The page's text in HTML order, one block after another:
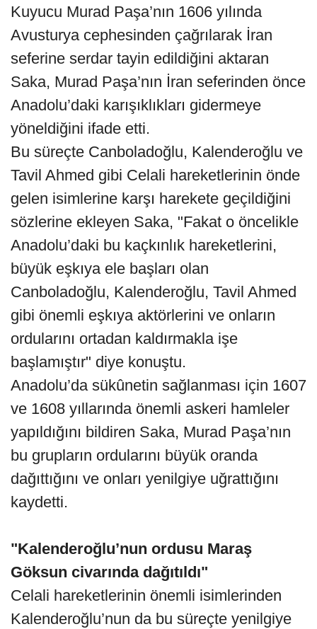
Kuyucu Murad Paşa’nın 1606 yılında
Avusturya cephesinden çağrılarak İran
seferine serdar tayin edildiğini aktaran
Saka, Murad Paşa’nın İran seferinden önce
Anadolu’daki karışıklıkları gidermeye
yöneldiğini ifade etti.
Bu süreçte Canboladoğlu, Kalenderoğlu ve
Tavil Ahmed gibi Celali hareketlerinin önde
gelen isimlerine karşı harekete geçildiğini
sözlerine ekleyen Saka, "Fakat o öncelikle
Anadolu’daki bu kaçkınlık hareketlerini,
büyük eşkıya ele başları olan
Canboladoğlu, Kalenderoğlu, Tavil Ahmed
gibi önemli eşkıya aktörlerini ve onların
ordularını ortadan kaldırmakla işe
başlamıştır" diye konuştu.
Anadolu’da sükûnetin sağlanması için 1607
ve 1608 yıllarında önemli askeri hamleler
yapıldığını bildiren Saka, Murad Paşa’nın
bu grupların ordularını büyük oranda
dağıttığını ve onları yenilgiye uğrattığını
kaydetti.
"Kalenderoğlu’nun ordusu Maraş
Göksun civarında dağıtıldı"
Celali hareketlerinin önemli isimlerinden
Kalenderoğlu’nun da bu süreçte yenilgiye